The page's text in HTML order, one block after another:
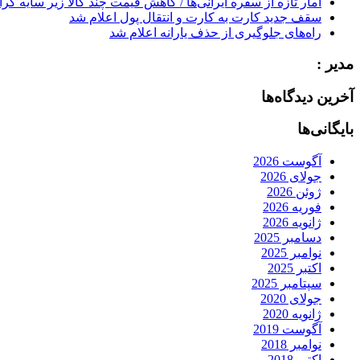
سقف جدید کارت به کارت و انتقال پول اعلام شد
راه‌های جلوگیری از حذف یارانه اعلام شد
مدیر :
آخرین دیدگاه‌ها
بایگانی‌ها
آگوست 2026
جولای 2026
ژوئن 2026
فوریه 2026
ژانویه 2026
دسامبر 2025
نوامبر 2025
اکتبر 2025
سپتامبر 2025
جولای 2020
ژانویه 2020
آگوست 2019
نوامبر 2018